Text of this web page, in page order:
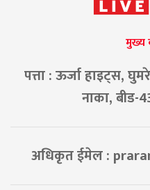
मुख्य
पत्ता : ऊर्जा हाइट्स,
नाका, बीड-
अधिकृत ईमेल :